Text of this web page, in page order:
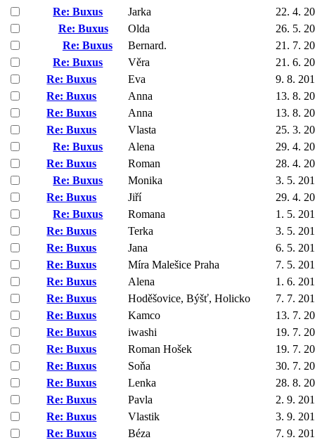
Re: Buxus
Jarka
22. 4.
Re: Buxus
Olda
26. 5.
Re: Buxus
Bernard.
21. 7.
Re: Buxus
Věra
21. 6.
Re: Buxus
Eva
9. 8.
Re: Buxus
Anna
13. 8.
Re: Buxus
Anna
13. 8.
Re: Buxus
Vlasta
25. 3.
Re: Buxus
Alena
29. 4.
Re: Buxus
Roman
28. 4.
Re: Buxus
Monika
3. 5.
Re: Buxus
Jiří
29. 4.
Re: Buxus
Romana
1. 5.
Re: Buxus
Terka
3. 5.
Re: Buxus
Jana
6. 5.
Re: Buxus
Míra Malešice Praha
7. 5.
Re: Buxus
Alena
1. 6.
Re: Buxus
Hoděšovice, Býšť, Holicko
7. 7.
Re: Buxus
Kamco
13. 7.
Re: Buxus
iwashi
19. 7.
Re: Buxus
Roman Hošek
19. 7.
Re: Buxus
Soňa
30. 7.
Re: Buxus
Lenka
28. 8.
Re: Buxus
Pavla
2. 9.
Re: Buxus
Vlastik
3. 9.
Re: Buxus
Béza
7. 9.